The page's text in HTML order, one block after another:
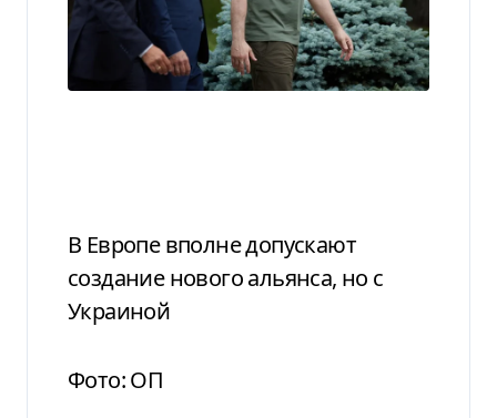
В Европе вполне допускают
создание нового альянса, но с
Украиной
Фото: ОП